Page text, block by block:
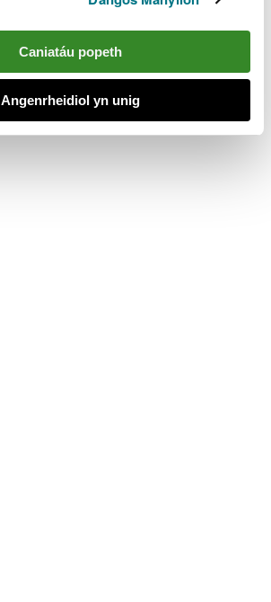
Caniatáu popeth
Angenrheidiol yn unig